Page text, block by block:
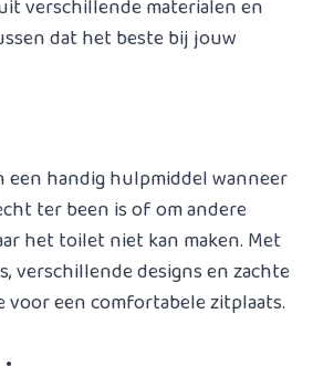
verschillende materialen en
dat het beste bij jouw
een handig hulpmiddel wanneer
ter been is of om andere
het toilet niet kan maken. Met
verschillende designs en zachte
voor een comfortabele zitplaats.